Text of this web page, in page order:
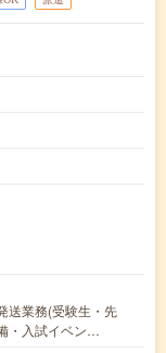
送業務(受験生・先
・入試イベン…